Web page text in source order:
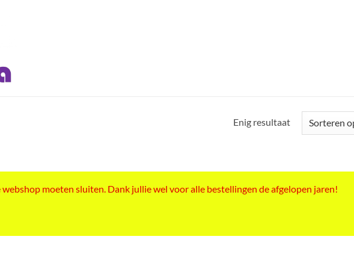
Enig resultaat
moeten sluiten. Dank jullie wel voor alle bestellingen de afgelopen jaren!